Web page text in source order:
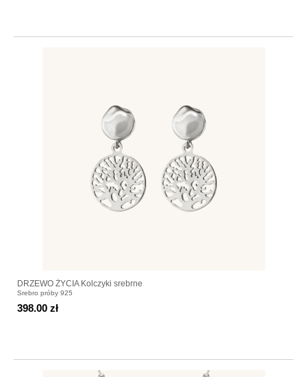
DRZEWO ŻYCIA Kolczyki srebrne
Srebro próby 925
398.00 zł